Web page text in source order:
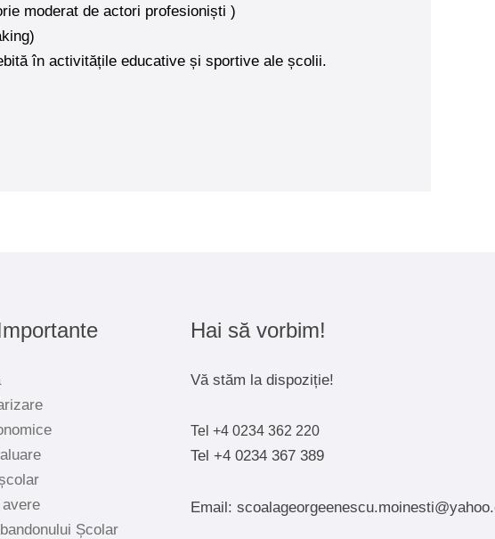
moderat de actori profesioniști )
în activitățile educative și sportive ale școlii.
Școlar
Hai să vorbim!
Vă stăm la dispoziție!
Tel +4 0234 362 220
Tel +4 0234 367 389
Email: